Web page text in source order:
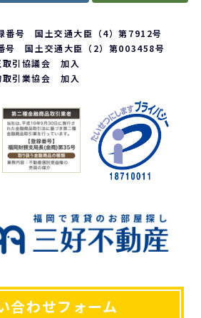
番号 国土交通大臣（4）第7912号
号 国土交通大臣（2）第003458号
取引協議会 加入
取引業協会 加入
合わせフォーム